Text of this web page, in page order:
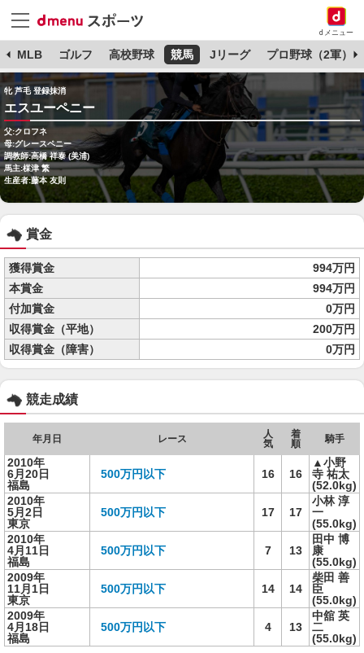
dメニュー
MLB ゴルフ 高校野球 競馬 Jリーグ プロ野球（2軍）
牝 芦毛 登録抹消
エスユーペニー
父:クロフネ
母:グレースペニー
調教師:高橋 祥泰 (美浦)
馬主:楳津 繁
生産者:藤本 友則
賞金
獲得賞金
994万円
本賞金
994万円
付加賞金
0万円
収得賞金（平地）
200万円
収得賞金（障害）
0万円
競走成績
年月日 レース
人
気
着
順
騎手
2010年
6月20日
福島
500万円以下 16 16
▲小野
寺 祐太
(52.0kg)
2010年
5月2日
東京
500万円以下 17 17
小林 淳
一
(55.0kg)
2010年
4月11日
福島
500万円以下 7 13
田中 博
康
(55.0kg)
2009年
11月1日
東京
500万円以下 14 14
柴田 善
臣
(55.0kg)
2009年
4月18日
福島
500万円以下 4 13
中舘 英
二
(55.0kg)